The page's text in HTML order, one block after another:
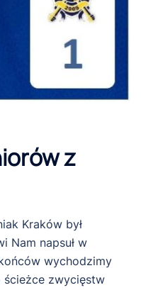
z
Kraków był
Nam napsuł w
wychodzimy
zwycięstw